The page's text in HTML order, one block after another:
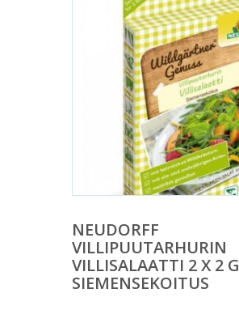
NEUDORFF
VILLIPUUTARHURIN
VILLISALAATTI 2 X 2 G
SIEMENSEKOITUS